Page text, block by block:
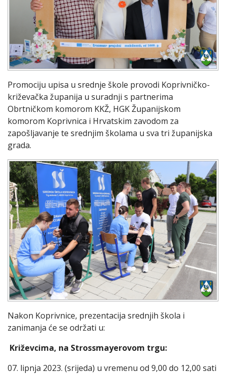
Promociju upisa u srednje škole provodi Koprivničko-
križevačka županija u suradnji s partnerima
Obrtničkom komorom KKŽ, HGK Županijskom
komorom Koprivnica i Hrvatskim zavodom za
zapošljavanje te srednjim školama u sva tri županijska
grada.
Nakon Koprivnice, prezentacija srednjih škola i
zanimanja će se održati u:
Križevcima, na Strossmayerovom trgu:
07. lipnja 2023. (srijeda) u vremenu od 9,00 do 12,00 sati